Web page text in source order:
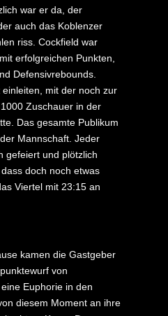
war er da, der
auch das Koblenzer
riss. Cockfield war
erfolgreichen Punkten,
Defensivrebounds.
mit der noch zur
Zuschauer in der
Das gesamte Publikum
Mannschaft. Jeder
gefeiert und plötzlich
doch noch etwas
Viertel mit 23:15 an
kamen die Gastgeber
von
Euphorie in den
diesem Moment an ihre